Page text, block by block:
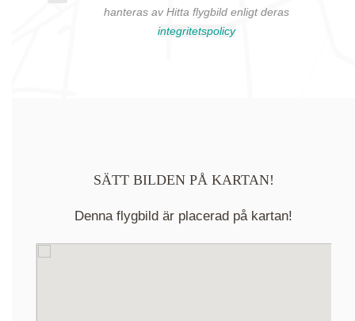
hanteras av Hitta flygbild enligt deras
integritetspolicy
SÄTT BILDEN PÅ KARTAN!
Denna flygbild är placerad på kartan!